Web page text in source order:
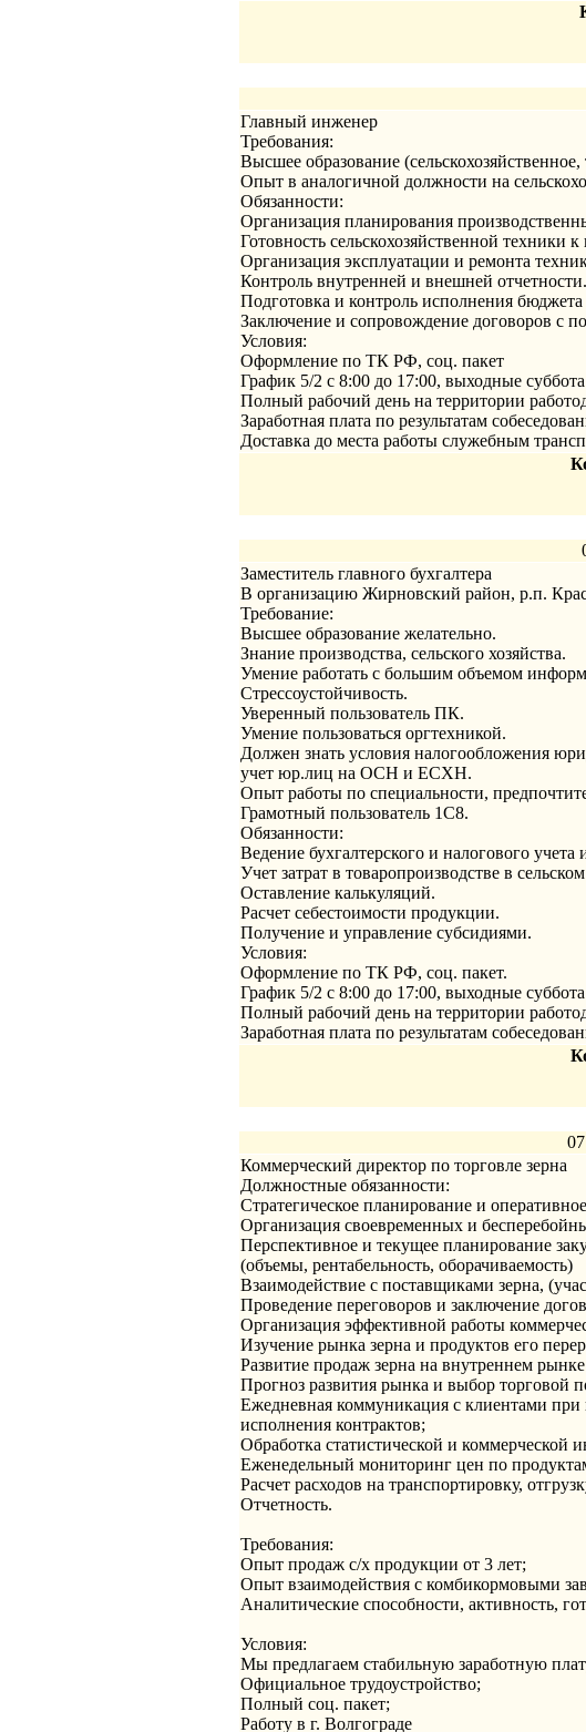
Главный инженер
Требования:
Высшее образование (сельскохозяйственное,
Опыт в аналогичной должности на
Обязанности:
Организация планирования
Готовность сельскохозяйственной
Организация эксплуатации и ремонта
Контроль внутренней и внешней отчетности.
Подготовка и контроль исполнения
Заключение и сопровождение договоров с
Условия:
Оформление по ТК РФ, соц. пакет
График 5/2 с 8:00 до 17:00, выходные
Полный рабочий день на территории
Заработная плата по результатам
Доставка до места работы служебным
Заместитель главного бухгалтера
В организацию Жирновский район, р.п.
Требование:
Высшее образование желательно.
Знание производства, сельского хозяйства.
Умение работать с большим объемом
Стрессоустойчивость.
Уверенный пользователь ПК.
Умение пользоваться оргтехникой.
Должен знать условия налогообложения
учет юр.лиц на ОСН и ЕСХН.
Опыт работы по специальности,
Грамотный пользователь 1С8.
Обязанности:
Ведение бухгалтерского и налогового учета
Учет затрат в товаропроизводстве в
Оставление калькуляций.
Расчет себестоимости продукции.
Получение и управление субсидиями.
Условия:
Оформление по ТК РФ, соц. пакет.
График 5/2 с 8:00 до 17:00, выходные суббота
Полный рабочий день на территории
Заработная плата по результатам
Коммерческий директор по торговле зерна
Должностные обязанности:
Стратегическое планирование и
Организация своевременных и
Перспективное и текущее планирование
(объемы, рентабельность, оборачиваемость)
Взаимодействие с поставщиками зерна,
Проведение переговоров и заключение
Организация эффективной работы
Изучение рынка зерна и продуктов его
Развитие продаж зерна на внутреннем
Прогноз развития рынка и выбор торговой
Ежедневная коммуникация с клиентами
исполнения контрактов;
Обработка статистической и коммерческой
Еженедельный мониторинг цен по
Расчет расходов на транспортировку,
Отчетность.
Требования:
Опыт продаж с/х продукции от 3 лет;
Опыт взаимодействия с комбикормовыми
Аналитические способности, активность,
Условия:
Мы предлагаем стабильную заработную
Официальное трудоустройство;
Полный соц. пакет;
Работу в г. Волгограде